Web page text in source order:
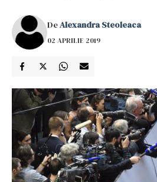
DeAlexandra Steoleaca
02 APRILIE 2019